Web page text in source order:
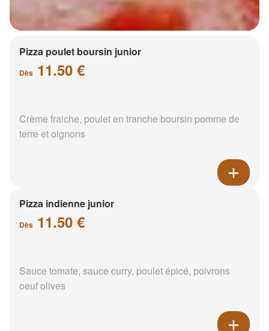
Pizza poulet boursin junior
Dès 11.50 €
Crème fraiche, poulet en tranche boursin pomme de
terre et oignons
Pizza indienne junior
Dès 11.50 €
Sauce tomate, sauce curry, poulet épicé, poivrons
oeuf olives